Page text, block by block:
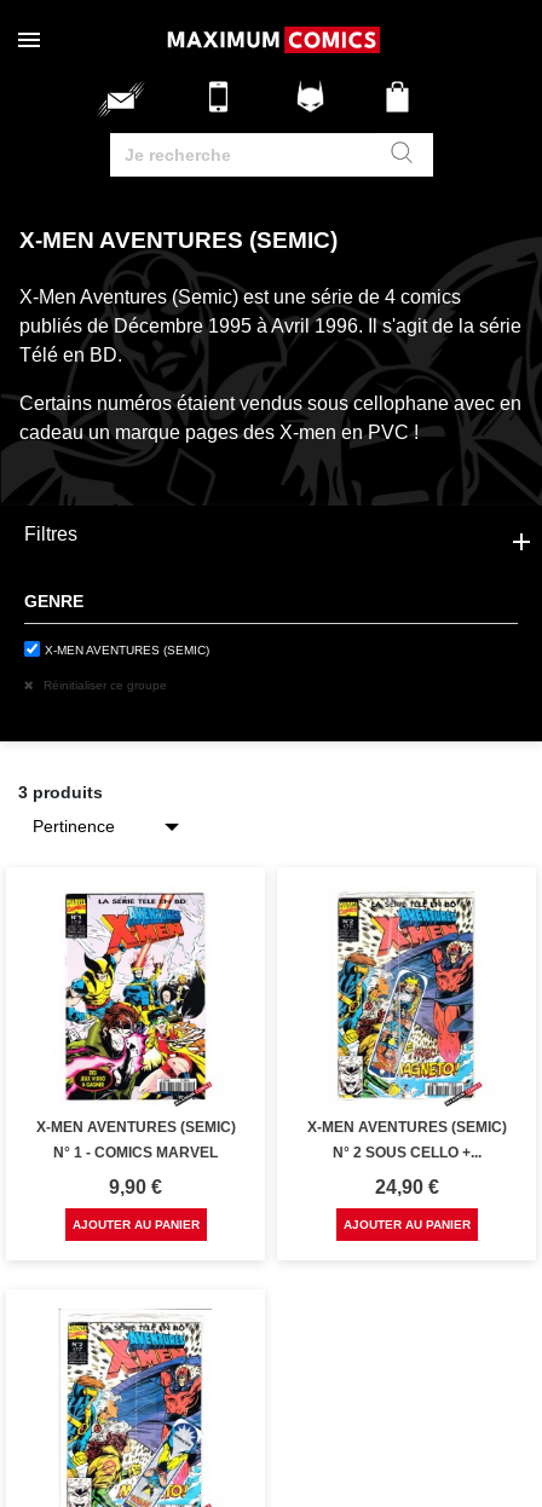
X-MEN AVENTURES (SEMIC)
X-Men Aventures (Semic) est une série de 4 comics
publiés de Décembre 1995 à Avril 1996. Il s'agit de la série
Télé en BD.
Certains numéros étaient vendus sous cellophane avec en
cadeau un marque pages des X-men en PVC !
Filtres
GENRE
X-MEN AVENTURES (SEMIC)
Réinitialiser ce groupe
3 produits
X-MEN AVENTURES (SEMIC)
N° 1 - COMICS MARVEL
Prix
9,90 €
AJOUTER AU PANIER
X-MEN AVENTURES (SEMIC)
N° 2 SOUS CELLO +...
Prix
24,90 €
AJOUTER AU PANIER